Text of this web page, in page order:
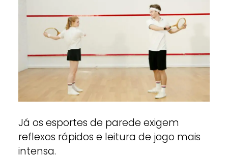
Já os esportes de parede exigem
reflexos rápidos e leitura de jogo mais
intensa.